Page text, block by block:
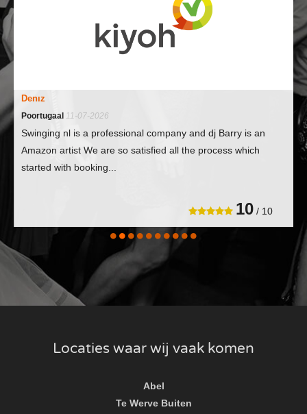
Denız
Poortugaal 11-07-2026
Swinging nl is a professional company and dj Barry is an
Amazon artist We are so satisfied all the process which
started with booking...
10 / 10
Locaties waar wij vaak komen
Abel
Te Werve Buiten